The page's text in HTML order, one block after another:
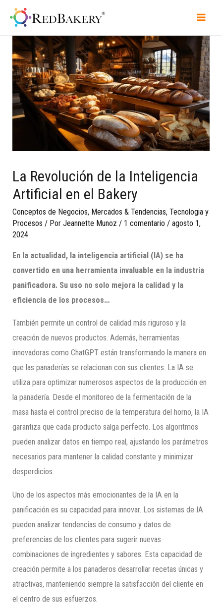
La Revolución de la Inteligencia
Artificial en el Bakery
Conceptos de Negocios, Mercados & Tendencias,Tecnologia y
Procesos / PorJeannette Munoz / 1 comentario /agosto 1,
2024
En la actualidad, la inteligencia artificial (IA) se ha
convertido en una herramienta invaluable en la industria
panificadora. Su uso no solo mejora la calidad y la
eficiencia de los procesos…
También permite un control de calidad más riguroso y la
creación de nuevos productos. Además, herramientas
innovadoras como ChatGPT están transformando la manera en
que las panaderías se relacionan con sus clientes. La IA se
utiliza para optimizar numerosos aspectos de la producción en
la panadería. Desde el monitoreo de la fermentación de la
masa hasta el control preciso de la temperatura del horno, la IA
garantiza que cada producto salga perfecto. Los algoritmos
pueden analizar datos en tiempo real, ajustando los parámetros
necesarios para mantener la calidad constante y minimizar
desperdicios.
Uno de los aspectos más emocionantes de la IA en la
panificación es su capacidad para innovar. Los sistemas de IA
pueden analizar tendencias de consumo y datos de
preferencias de los clientes para sugerir nuevas
combinaciones de ingredientes y sabores. Esta capacidad de
creación permite a los panaderos desarrollar recetas únicas y
atractivas, manteniendo siempre la satisfacción del cliente en
el centro de sus esfuerzos.